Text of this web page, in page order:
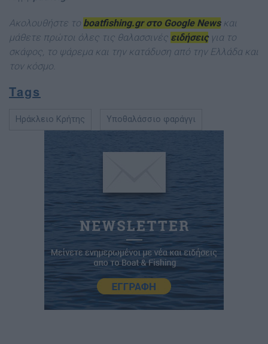
Ακολουθήστε το boatfishing.gr στο Google Newsκαι
μάθετε πρώτοι όλες τις θαλασσινές ειδήσειςγια το
σκάφος, το ψάρεμα και την κατάδυση από την Ελλάδα και
τον κόσμο.
Tags
Ηράκλειο Κρήτης Υποθαλάσσιο φαράγγι